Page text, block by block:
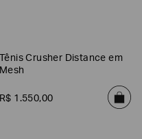
Tênis Crusher Distance em
Mesh
R$ 1 .550,00